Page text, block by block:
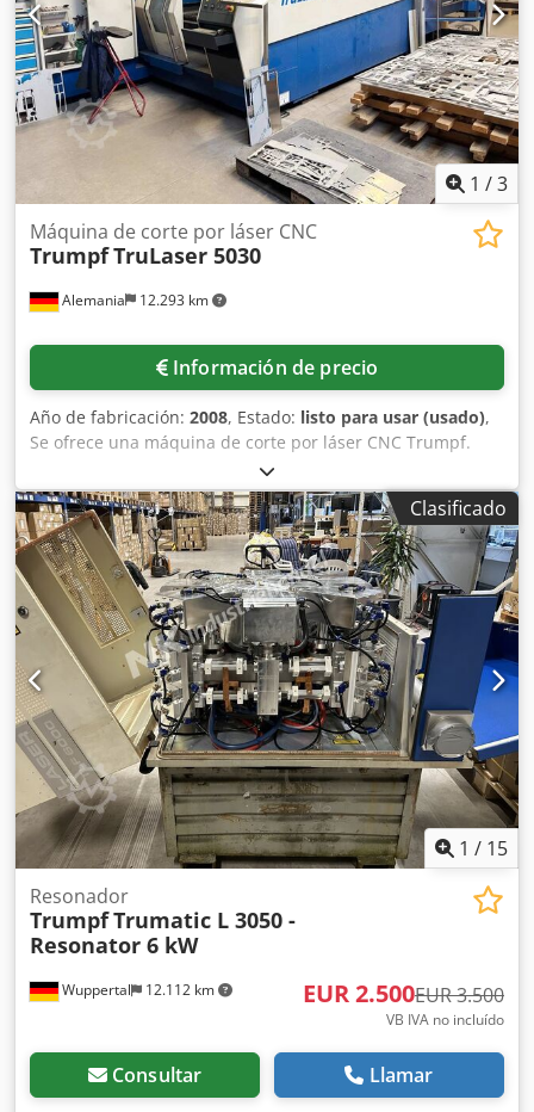
1 /3
Alemania 12.293 km
Máquina de corte por láser CNC
TrumpfTruLaser 5030
Información de precio
Año de fabricación: 2008, Estado: listo para usar (usado),
Se ofrece una máquina de corte por láser CNC Trumpf.
Área de trabajo X/Y: 3000 mm/1500 mm, recorrido Z: 115
mm, potencia del láser: 5000 W, espesor máximo del
material (acero/acero inoxidable/aluminio): 25 mm/20
mm/12 mm, horas de funcionamiento: aproximadamente
35 000 horas, horas de funcionamiento del láser:
aproximadamente 13 000 horas. Los siguientes
componentes han sido renovados: módulo E/R en 2024,
tubo de potencia en 2020 y turbina del ventilador en 2016.
Dimensiones totales X/Y/Z: aproximadamente 11 100
mm/4600 mm/2400 mm, peso: aproximadamente 12
toneladas. Se puede realizar una visita para inspeccionar
la máquina en las instalaciones. Codpfxezrhg Hs Acysrf
Clasificado
1 / 15
Wuppertal 12.112 km
Resonador
TrumpfTrumatic L 3050 -
Resonator 6 kW
EUR 2.500EUR 3.500
VB IVA no incluído
Consultar Llamar